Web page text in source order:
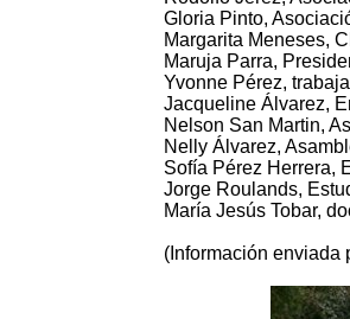
Gloria Pinto,
Margarita Meneses,
Maruja Parra,
Yvonne Pérez,
Jacqueline Álvarez,
Nelson San Martin,
Nelly Álvarez,
Sofía Pérez Herrera,
Jorge Roulands,
María Jesús Tobar,
(Información enviada